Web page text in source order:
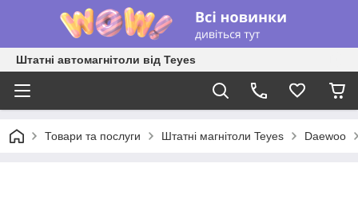
Штатні автомагнітоли від Teyes
Товари та послуги Штатні магнітоли Teyes Daewoo